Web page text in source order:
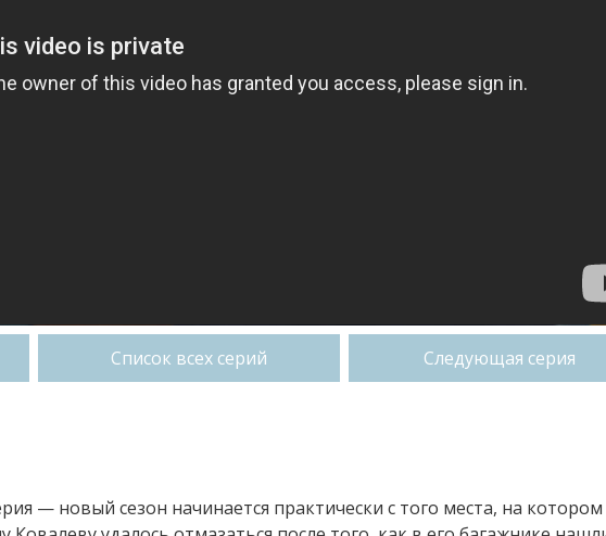
Список всех серий Следующая серия
— новый сезон начинается практически с того места, на котором